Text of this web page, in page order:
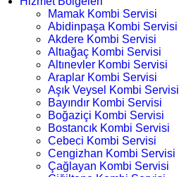
Mamak Kombi Servisi
Abidinpaşa Kombi Servisi
Akdere Kombi Servisi
Altıağaç Kombi Servisi
Altınevler Kombi Servisi
Araplar Kombi Servisi
Aşık Veysel Kombi Servisi
Bayındır Kombi Servisi
Boğaziçi Kombi Servisi
Bostancık Kombi Servisi
Cebeci Kombi Servisi
Cengizhan Kombi Servisi
Çağlayan Kombi Servisi